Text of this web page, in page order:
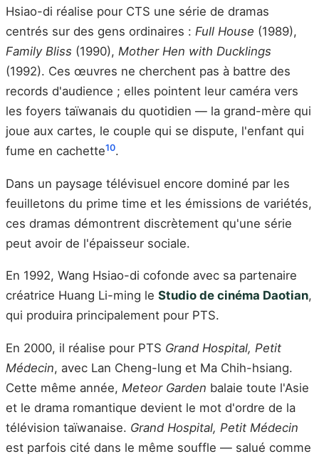
Hsiao-di réalise pour CTS une série de dramas
centrés sur des gens ordinaires : Full House (1989),
Family Bliss (1990), Mother Hen with Ducklings
(1992). Ces œuvres ne cherchent pas à battre des
records d'audience ; elles pointent leur caméra vers
les foyers taïwanais du quotidien — la grand-mère qui
joue aux cartes, le couple qui se dispute, l'enfant qui
fume en cachette10.
Dans un paysage télévisuel encore dominé par les
feuilletons du prime time et les émissions de variétés,
ces dramas démontrent discrètement qu'une série
peut avoir de l'épaisseur sociale.
En 1992, Wang Hsiao-di cofonde avec sa partenaire
créatrice Huang Li-ming le Studio de cinéma Daotian,
qui produira principalement pour PTS.
En 2000, il réalise pour PTS Grand Hospital, Petit
Médecin, avec Lan Cheng-lung et Ma Chih-hsiang.
Cette même année, Meteor Garden balaie toute l'Asie
et le drama romantique devient le mot d'ordre de la
télévision taïwanaise. Grand Hospital, Petit Médecin
est parfois cité dans le même souffle — salué comme